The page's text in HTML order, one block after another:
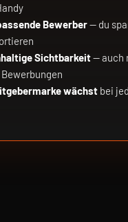
Bewerber— du
Sichtbarkeit— auch
wächst bei